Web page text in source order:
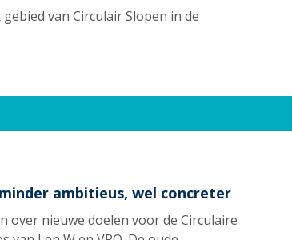
van Circulair Slopen in de
ambitieus, wel concreter
over nieuwe doelen voor de Circulaire